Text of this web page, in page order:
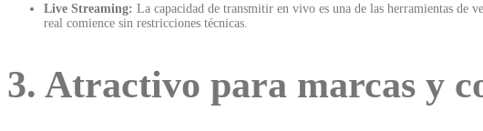
Live Streaming: La capacidad de transmitir en vivo es una de las herramientas de
real comience sin restricciones técnicas.
3. Atractivo para marcas y